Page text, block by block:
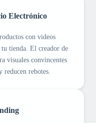
Electrónico
con videos
tu tienda. El creador de
visuales convincentes
reducen rebotes.